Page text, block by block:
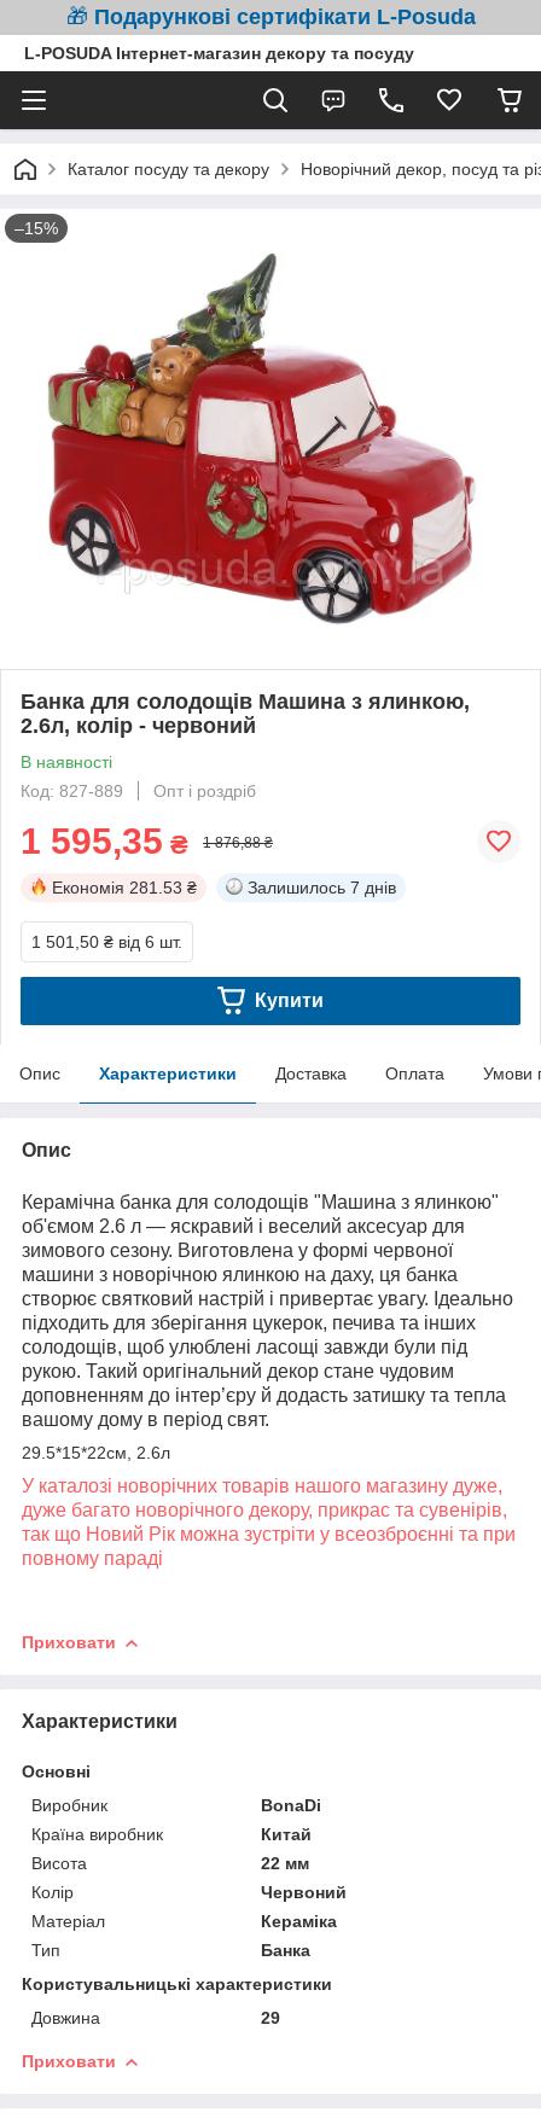
🎁 Подарункові сертифікати L-Posuda
L-POSUDA Інтернет-магазин декору та посуду
Каталог посуду та декору Новорічний декор, посуд та
–15%
Банка для солодощів Машина з ялинкою,
2.6л, колір - червоний
В наявності
Код: 827-889
Опт і роздріб
1 595,35 ₴ 1 876,88 ₴
Економія 281.53 ₴ Залишилось 7 днів
1 501,50 ₴ від 6 шт.
Купити
Опис Характеристики Доставка Оплата Умови
Опис
Керамічна банка для солодощів "Машина з ялинкою"
об'ємом 2.6 л — яскравий і веселий аксесуар для
зимового сезону. Виготовлена у формі червоної
машини з новорічною ялинкою на даху, ця банка
створює святковий настрій і привертає увагу. Ідеально
підходить для зберігання цукерок, печива та інших
солодощів, щоб улюблені ласощі завжди були під
рукою. Такий оригінальний декор стане чудовим
доповненням до інтер’єру й додасть затишку та тепла
вашому дому в період свят.
29.5*15*22см, 2.6л
У каталозі новорічних товарів нашого магазину дуже,
дуже багато новорічного декору, прикрас та сувенірів,
так що Новий Рік можна зустріти у всеозброєнні та при
повному параді
Приховати
Характеристики
Основні
Виробник
BonaDi
Країна виробник
Китай
Висота
22 мм
Колір
Червоний
Матеріал
Кераміка
Тип
Банка
Користувальницькі характеристики
Довжина
29
Приховати